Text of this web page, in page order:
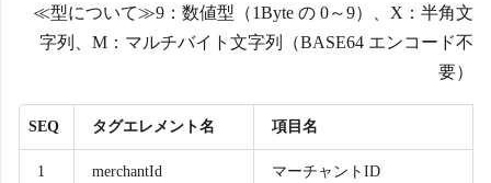
≪型について≫9：数値型（1Byte の 0～9）、X：半角文
字列、M：マルチバイト文字列（BASE64 エンコード不
要）
SEQ タグエレメント名 項目名
1 merchantId マーチャントID